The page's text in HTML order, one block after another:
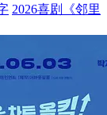
2026喜剧《邻里